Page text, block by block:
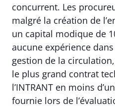
concurrent. Les
malgré la création de
un capital modique de
aucune expérience
gestion de la
le plus grand contrat
l’INTRANT en moins
fournie lors de